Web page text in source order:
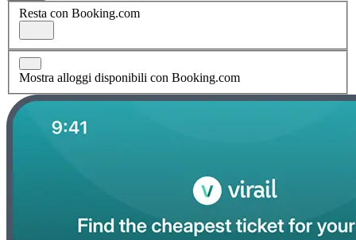
Resta con Booking.com
Mostra alloggi disponibili con Booking.com